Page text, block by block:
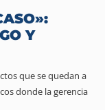
Y
que se quedan a
donde la gerencia